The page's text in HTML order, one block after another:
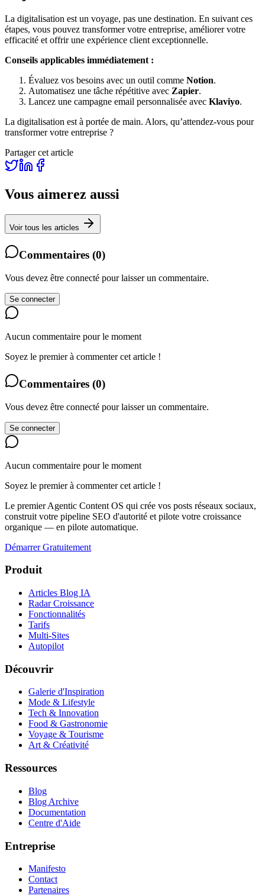
La digitalisation est un voyage, pas une destination. En suivant ces
étapes, vous pouvez transformer votre entreprise, améliorer votre
efficacité et offrir une expérience client exceptionnelle.
Conseils applicables immédiatement :
Évaluez vos besoins avec un outil comme Notion.
Automatisez une tâche répétitive avec Zapier.
Lancez une campagne email personnalisée avec Klaviyo.
La digitalisation est à portée de main. Alors, qu’attendez-vous pour
transformer votre entreprise ?
Partager cet article
Vous aimerez aussi
Voir tous les articles
Commentaires (0)
Vous devez être connecté pour laisser un commentaire.
Se connecter
Aucun commentaire pour le moment
Soyez le premier à commenter cet article !
Commentaires (0)
Vous devez être connecté pour laisser un commentaire.
Se connecter
Aucun commentaire pour le moment
Soyez le premier à commenter cet article !
Le premier Agentic Content OS qui crée vos posts réseaux sociaux,
construit votre pipeline SEO d'autorité et pilote votre croissance
organique — en pilote automatique.
Démarrer Gratuitement
Produit
Articles Blog IA
Radar Croissance
Fonctionnalités
Tarifs
Multi-Sites
Autopilot
Découvrir
Galerie d'Inspiration
Mode & Lifestyle
Tech & Innovation
Food & Gastronomie
Voyage & Tourisme
Art & Créativité
Ressources
Blog
Blog Archive
Documentation
Centre d'Aide
Entreprise
Manifesto
Contact
Partenaires